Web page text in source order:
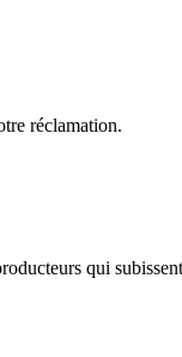
réclamation.
qui